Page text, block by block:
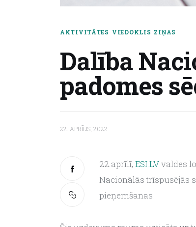
AKTIVITĀTES VIEDOKLIS ZIŅAS
Dalība
padomes
22. APRĪLIS, 2022
22.aprīlī, ESI.LV valdes
Nacionālās trīspusējās
pieņemšanas.